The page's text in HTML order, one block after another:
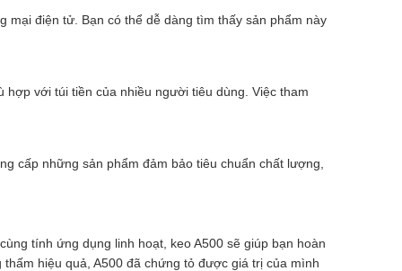
mại điện tử. Bạn có thể dễ dàng tìm thấy sản phẩm này
với túi tiền của nhiều người tiêu dùng. Việc tham
cấp những sản phẩm đảm bảo tiêu chuẩn chất lượng,
tính ứng dụng linh hoạt, keo A500 sẽ giúp bạn hoàn
hiệu quả, A500 đã chứng tỏ được giá trị của mình